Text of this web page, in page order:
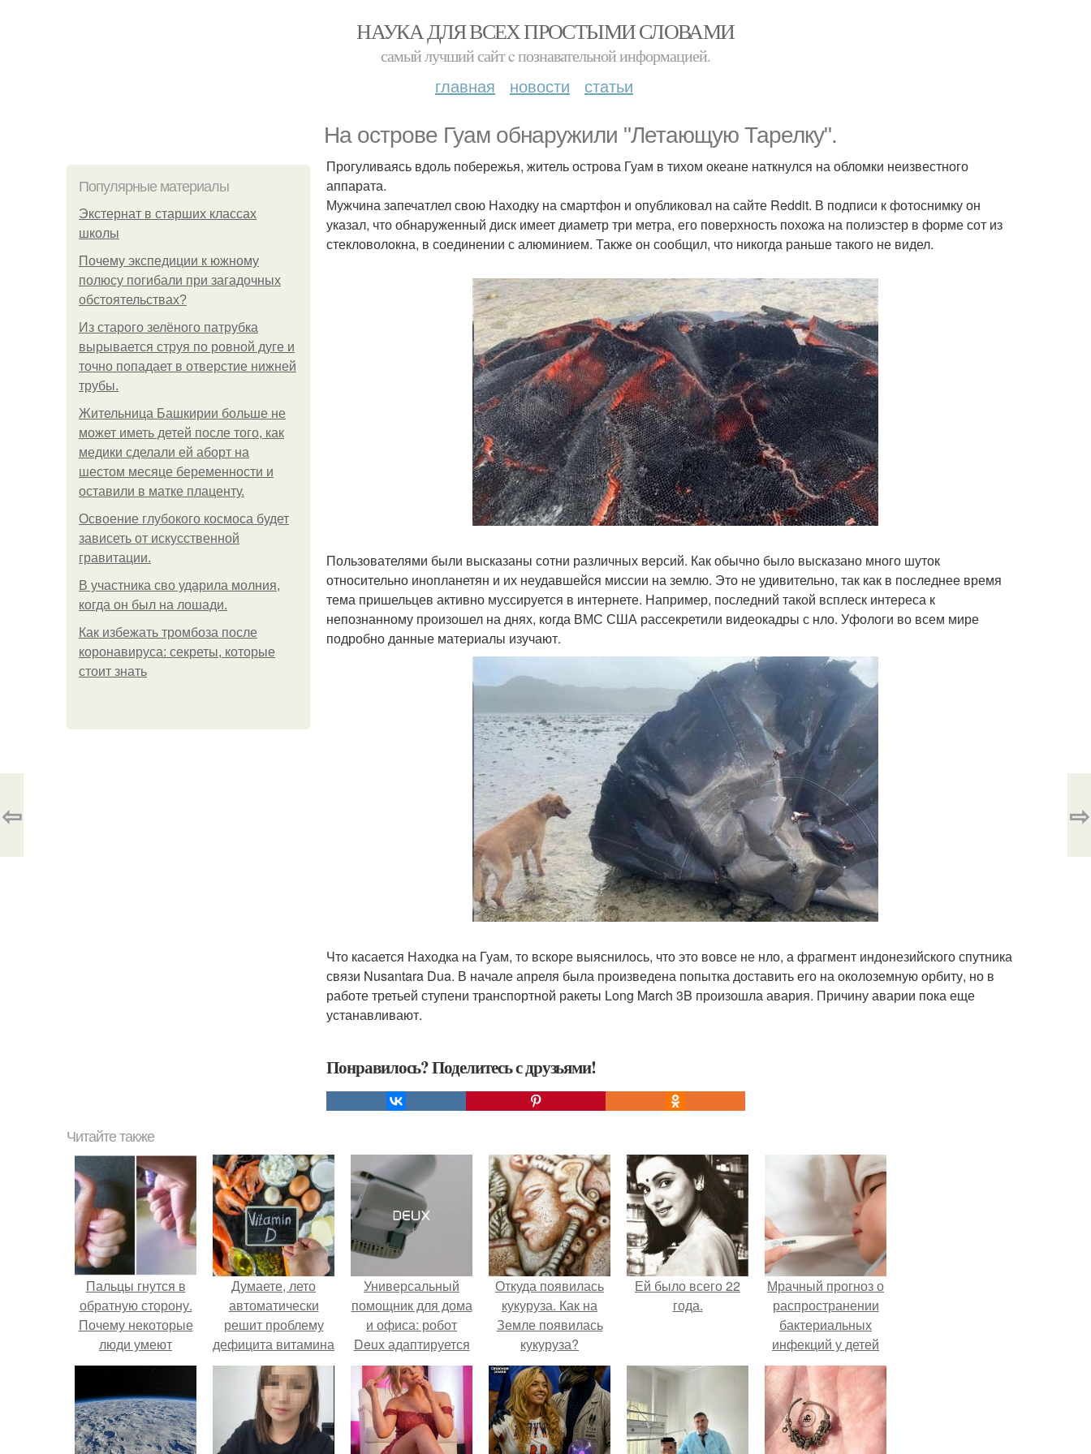
НАУКА ДЛЯ ВСЕХ ПРОСТЫМИ СЛОВАМИ
самый лучший сайт c познавательной информацией.
главная новости статьи
На острове Гуам обнаружили "Летающую Тарелку".
Популярные материалы
Экстернат в старших классах
школы
Почему экспедиции к южному
полюсу погибали при загадочных
обстоятельствах?
Из старого зелёного патрубка
вырывается струя по ровной дуге и
точно попадает в отверстие нижней
трубы.
Жительница Башкирии больше не
может иметь детей после того, как
медики сделали ей аборт на
шестом месяце беременности и
оставили в матке плаценту.
Освоение глубокого космоса будет
зависеть от искусственной
гравитации.
В участника сво ударила молния,
когда он был на лошади.
Как избежать тромбоза после
коронавируса: секреты, которые
стоит знать
Прогуливаясь вдоль побережья, житель острова Гуам в тихом океане наткнулся на обломки неизвестного
аппарата.
Мужчина запечатлел свою Находку на смартфон и опубликовал на сайте Reddit. В подписи к фотоснимку он
указал, что обнаруженный диск имеет диаметр три метра, его поверхность похожа на полиэстер в форме сот из
стекловолокна, в соединении с алюминием. Также он сообщил, что никогда раньше такого не видел.
Пользователями были высказаны сотни различных версий. Как обычно было высказано много шуток
относительно инопланетян и их неудавшейся миссии на землю. Это не удивительно, так как в последнее время
тема пришельцев активно муссируется в интернете. Например, последний такой всплеск интереса к
непознанному произошел на днях, когда ВМС США рассекретили видеокадры с нло. Уфологи во всем мире
подробно данные материалы изучают.
Что касается Находка на Гуам, то вскоре выяснилось, что это вовсе не нло, а фрагмент индонезийского спутника
связи Nusantara Dua. В начале апреля была произведена попытка доставить его на околоземную орбиту, но в
работе третьей ступени транспортной ракеты Long March 3B произошла авария. Причину аварии пока еще
устанавливают.
Понравилось? Поделитесь с друзьями!
⇦ ⇨
Читайте также
Пальцы гнутся в
обратную сторону.
Почему некоторые
люди умеют
выгибать палец в
Думаете, лето
автоматически
решит проблему
дефицита витамина
D?
Универсальный
помощник для дома
и офиса: робот
Deux адаптируется
к разным задачам.
Откуда появилась
кукуруза. Как на
Земле появилась
кукуруза?
Ей было всего 22
года.
Мрачный прогноз о
распространении
бактериальных
инфекций у детей
вышел.